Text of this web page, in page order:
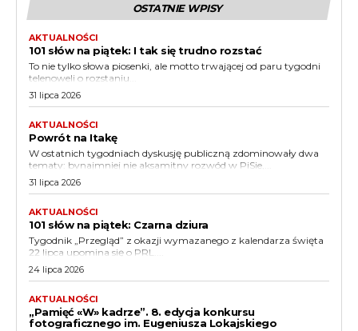
OSTATNIE WPISY
AKTUALNOŚCI
101 słów na piątek: I tak się trudno rozstać
To nie tylko słowa piosenki, ale motto trwającej od paru tygodni
telenoweli o rozstaniu...
31 lipca 2026
AKTUALNOŚCI
Powrót na Itakę
W ostatnich tygodniach dyskusję publiczną zdominowały dwa
tematy: bynajmniej nie aksamitny rozwód w PiSie,...
31 lipca 2026
AKTUALNOŚCI
101 słów na piątek: Czarna dziura
Tygodnik „Przegląd” z okazji wymazanego z kalendarza święta
22 lipca upomina się o PRL....
24 lipca 2026
AKTUALNOŚCI
„Pamięć «W» kadrze”. 8. edycja konkursu
fotograficznego im. Eugeniusza Lokajskiego